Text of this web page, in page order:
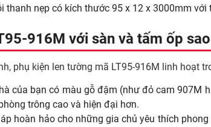
thanh nẹp có kích thước 95 x 12 x 3000mm
916M với sàn và tấm ốp
phụ kiện len tường mã LT95-916M linh hoạt
của bạn có màu gỗ đậm (như đỏ cam 907M
trông cao và hiện đại hơn.
hoàn hảo cho những gia chủ yêu thích